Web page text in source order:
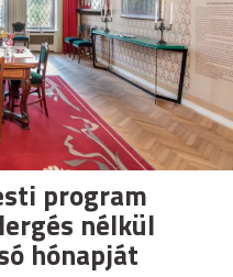
program
nélkül
hónapját